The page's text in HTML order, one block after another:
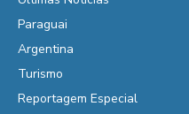
Paraguai
Argentina
Turismo
Reportagem Especial